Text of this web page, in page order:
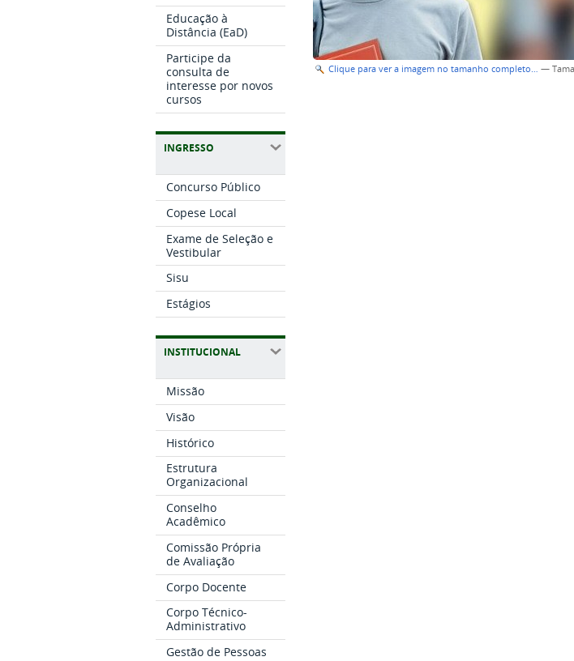
Educação à
Distância (EaD)
Participe da
consulta de
interesse por novos
cursos
INGRESSO
Concurso Público
Copese Local
Exame de Seleção e
Vestibular
Sisu
Estágios
INSTITUCIONAL
Missão
Visão
Histórico
Estrutura
Organizacional
Conselho
Acadêmico
Comissão Própria
de Avaliação
Corpo Docente
Corpo Técnico-
Administrativo
Gestão de Pessoas
Clique para ver a imagem no tamanho completo… —